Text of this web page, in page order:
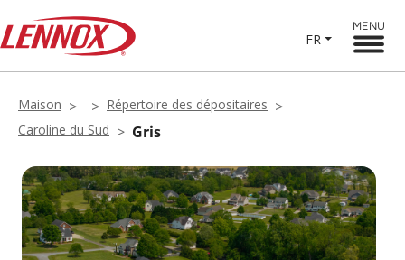
FR
MENU
Maison
Répertoire des dépositaires
Caroline du Sud
Gris